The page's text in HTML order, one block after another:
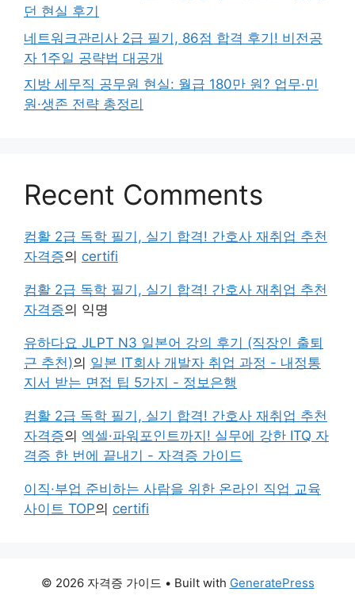
던 현실 후기
네트워크관리사 2급 필기, 86점 합격 후기! 비전공
자 1주일 공략법 대공개
지방 세무직 공무원 현실: 월급 180만 원? 업무·민
원·생존 전략 총정리
Recent Comments
컴활 2급 독학 필기, 실기 합격! 간호사 재취업 추천
자격증의 certifi
컴활 2급 독학 필기, 실기 합격! 간호사 재취업 추천
자격증의 익명
유하다요 JLPT N3 일본어 강의 후기 (직장인 출퇴
근 추천)의 일본 IT회사 개발자 취업 과정 - 내정통
지서 받는 면접 팁 5가지 - 정보은행
컴활 2급 독학 필기, 실기 합격! 간호사 재취업 추천
자격증의 엑셀·파워포인트까지! 실무에 강한 ITQ 자
격증 한 번에 끝내기 - 자격증 가이드
이직·부업 준비하는 사람을 위한 온라인 직업 교육
사이트 TOP의 certifi
© 2026 자격증 가이드 • Built with GeneratePress